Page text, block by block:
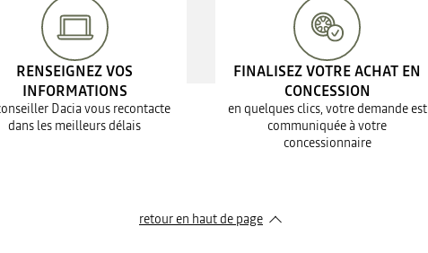
RENSEIGNEZ VOS
INFORMATIONS
Dacia vous recontacte
dans les meilleurs délais
FINALISEZ VOTRE ACHAT EN
CONCESSION
en quelques clics, votre demande est
communiquée à votre
concessionnaire
retour en haut de page​